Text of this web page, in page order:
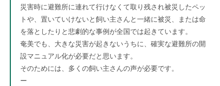
災害時に避難所に連れて行けなくて取り残され被災したペッ
トや、置いていけないと飼い主さんと一緒に被災、または命
を落としたりと悲劇的な事例が全国では起きています。
奄美でも、大きな災害が起きないうちに、確実な避難所の開
設マニュアル化が必要だと思います。
そのためには、多くの飼い主さんの声が必要です。
ー